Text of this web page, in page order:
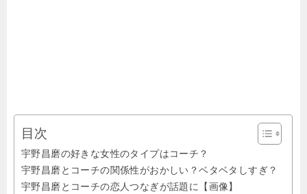
目次
宇野昌磨の好きな女性のタイプはコーチ？
宇野昌磨とコーチの関係性がおかしい？ベタベタしすぎ？
宇野昌磨とコーチの恋人つなぎが話題に【画像】